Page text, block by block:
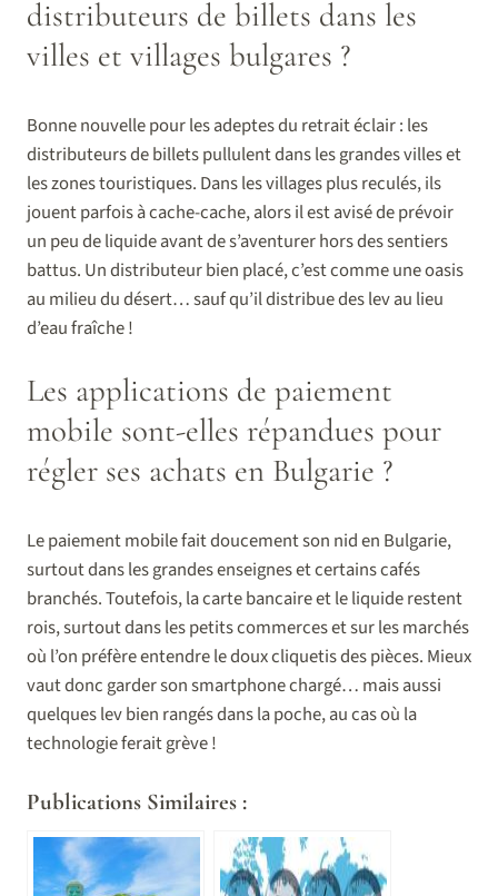
distributeurs de billets dans les
villes et villages bulgares ?
Bonne nouvelle pour les adeptes du retrait éclair : les
distributeurs de billets pullulent dans les grandes villes et
les zones touristiques. Dans les villages plus reculés, ils
jouent parfois à cache-cache, alors il est avisé de prévoir
un peu de liquide avant de s’aventurer hors des sentiers
battus. Un distributeur bien placé, c’est comme une oasis
au milieu du désert… sauf qu’il distribue des lev au lieu
d’eau fraîche !
Les applications de paiement
mobile sont-elles répandues pour
régler ses achats en Bulgarie ?
Le paiement mobile fait doucement son nid en Bulgarie,
surtout dans les grandes enseignes et certains cafés
branchés. Toutefois, la carte bancaire et le liquide restent
rois, surtout dans les petits commerces et sur les marchés
où l’on préfère entendre le doux cliquetis des pièces. Mieux
vaut donc garder son smartphone chargé… mais aussi
quelques lev bien rangés dans la poche, au cas où la
technologie ferait grève !
Publications Similaires :